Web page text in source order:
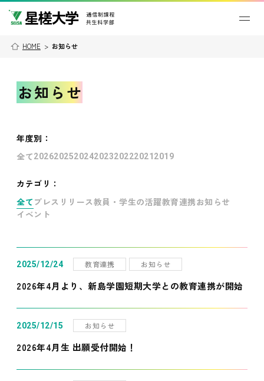
HOME > お知らせ
お知らせ
年度別 ：
全て202620252024202320222021 2019
カテゴリ：
全て プレスリリース教員・学生の活躍教育連携お知らせ
イベント
2025/12/24 教育連携 お知らせ
2026年4月より、新島学園短期大学との教育連携が開始
2025/12/15 お知らせ
2026年4月生 出願受付開始！